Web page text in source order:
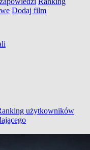
Dodaj film
użytkowników